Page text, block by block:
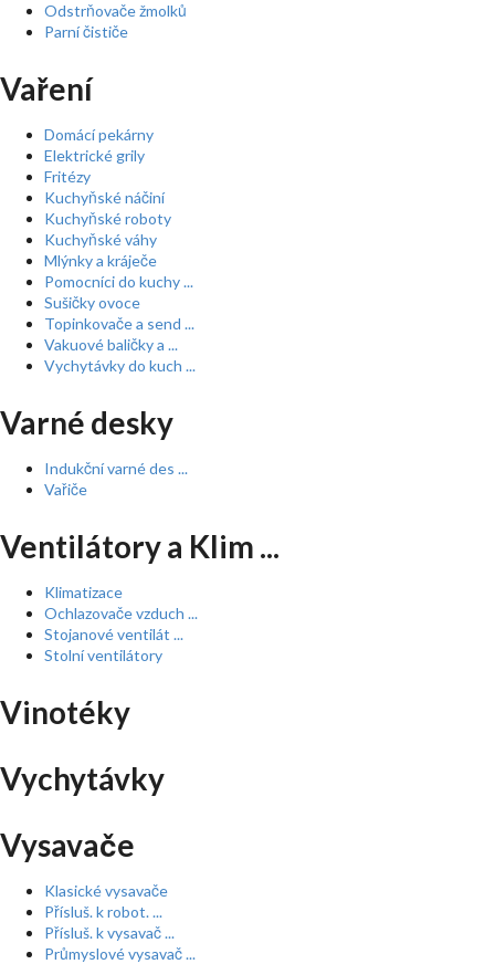
Odstrňovače žmolků
Parní čističe
Vaření
Domácí pekárny
Elektrické grily
Fritézy
Kuchyňské náčiní
Kuchyňské roboty
Kuchyňské váhy
Mlýnky a kráječe
Pomocníci do kuchy ...
Sušičky ovoce
Topinkovače a send ...
Vakuové baličky a ...
Vychytávky do kuch ...
Varné desky
Indukční varné des ...
Vařiče
Ventilátory a Klim ...
Klimatizace
Ochlazovače vzduch ...
Stojanové ventilát ...
Stolní ventilátory
Vinotéky
Vychytávky
Vysavače
Klasické vysavače
Přísluš. k robot. ...
Přísluš. k vysavač ...
Průmyslové vysavač ...